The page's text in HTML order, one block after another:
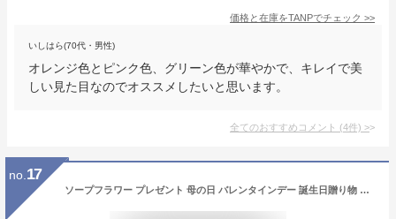
価格と在庫をTANPでチェック >>
いしはら(70代・男性)
オレンジ色とピンク色、グリーン色が華やかで、キレイで美
しい見た目なのでオススメしたいと思います。
全てのおすすめコメント (4件) >
no. 17
ソープフラワー プレゼント 母の日 バレンタインデー 誕生日贈り物 手提げ袋付き Kiranic 造花 ブーケ 枯れない花 石鹸花 記念日 開店祝い 結婚祝い お見舞い 敬老の日 ギフト ボックス ピンクバラ メッセージカード付き